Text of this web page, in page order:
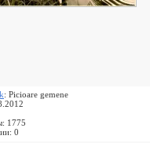
: Picioare gemene
1775
0